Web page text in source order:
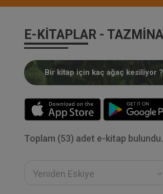
E-KITAPLAR -
Bir kitap için kaç ağaç kesiliyor ?
Toplam (53) adet e-kitap bulundu.
Yeniden Eskiye